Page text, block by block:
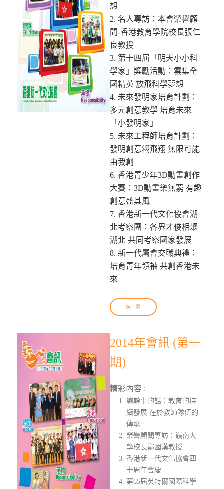
想
2. 名人專訪：本會榮譽顧
問-香港教育學院校長張仁
良教授
3. 第十四屆「明天小小科
學家」獎勵活動：雲集全
國精英 放飛科學夢想
4. 未來發明家培育計劃：
多元創意教學 培育未來
「小發明家」
5. 未來工程師培育計劃：
發明創意翱飛翔 無限可能
由我創
6. 香港青少年3D動畫創作
大賽：3D動畫樂無窮 有趣
創意盛其風
7. 香港新一代文化協會湖
北考察團：各界才俊相聚
湖北 共同考察國家發展
8. 新一代屬會交職典禮：
培育青年領袖 共創香港未
來
線上看
2014年會訊 (第一
期)
精彩內容 :
總幹事的話：教育的持
續發展 在於教師隊伍的
傳承
榮譽顧問專訪：嶺南大
學校長鄭國漢教授
香港新一代文化協會四
十周年會慶
第65屆英特爾國際科學